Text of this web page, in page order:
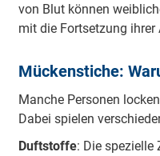
von Blut kön­nen
mit die Fort­set­zung ih­rer
Mückenstiche:
Man­che Per­so­nen
Da­bei spie­len
Duft­stof­fe: Die spe­zi­el­le